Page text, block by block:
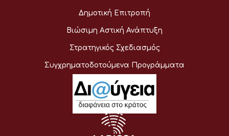
Δημοτική Επιτροπή
Βιώσιμη Αστική Ανάπτυξη
Στρατηγικός Σχεδιασμός
Συγχρηματοδοτούμενα Προγράμματα